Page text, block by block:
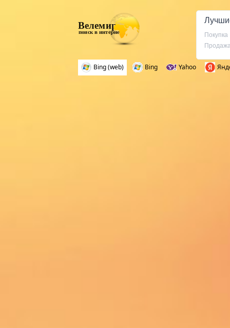
Велемир
поиск в интернете
Покупка
Bing (web) Bing Yahoo